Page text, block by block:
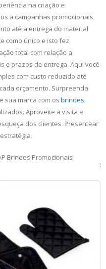
na criação e
a campanhas promocionais
até a entrega do material
como único e isto fez
total com relação a
e prazos de entrega. Aqui você
com custo reduzido até
orçamento. Surpreenda
sua marca com os brindes
Aproveite a visita e
dos clientes. Presentear
Brindes Promocionais
: